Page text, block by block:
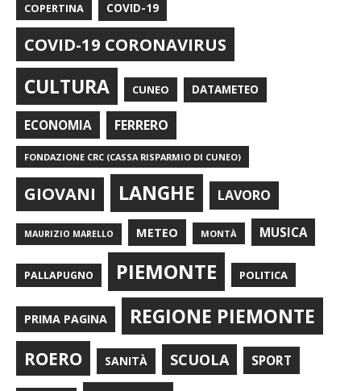
COPERTINA COVID-19
COVID-19 CORONAVIRUS
CULTURA CUNEO DATAMETEO
ECONOMIA FERRERO
FONDAZIONE CRC (CASSA RISPARMIO DI CUNEO)
GIOVANI LANGHE LAVORO
MAURIZIO MARELLO METEO MONTÀ MUSICA
PALLAPUGNO PIEMONTE POLITICA
PRIMA PAGINA REGIONE PIEMONTE
ROERO SANITÀ SCUOLA SPORT